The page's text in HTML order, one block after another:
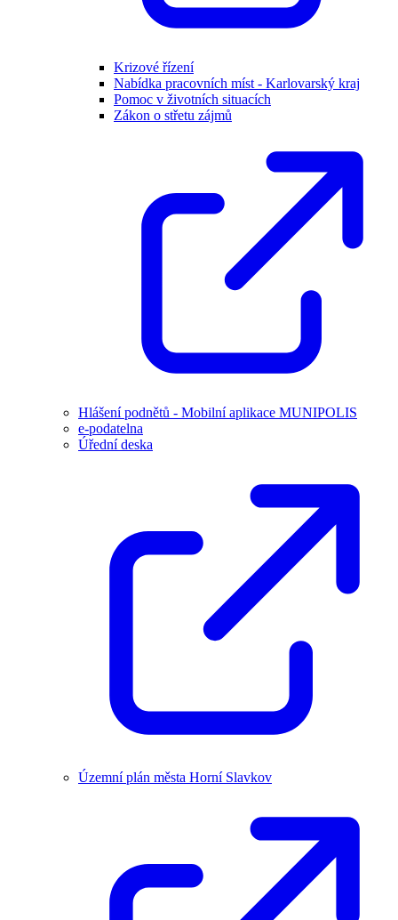
Krizové řízení
Nabídka pracovních míst - Karlovarský kraj
Pomoc v životních situacích
Zákon o střetu zájmů
Hlášení podnětů - Mobilní aplikace MUNIPOLIS
e-podatelna
Úřední deska
Územní plán města Horní Slavkov